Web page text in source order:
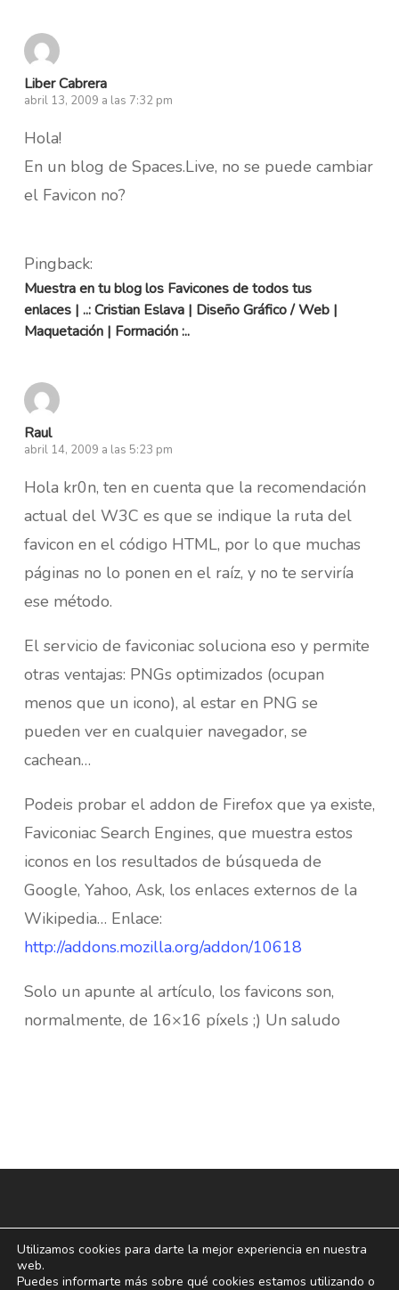
Liber Cabrera
abril 13, 2009 a las 7:32 pm
Hola!
En un blog de Spaces.Live, no se puede cambiar
el Favicon no?
Pingback:
Muestra en tu blog los Favicones de todos tus
enlaces | ..: Cristian Eslava | Diseño Gráfico / Web |
Maquetación | Formación :..
Raul
abril 14, 2009 a las 5:23 pm
Hola kr0n, ten en cuenta que la recomendación
actual del W3C es que se indique la ruta del
favicon en el código HTML, por lo que muchas
páginas no lo ponen en el raíz, y no te serviría
ese método.
El servicio de faviconiac soluciona eso y permite
otras ventajas: PNGs optimizados (ocupan
menos que un icono), al estar en PNG se
pueden ver en cualquier navegador, se
cachean…
Podeis probar el addon de Firefox que ya existe,
Faviconiac Search Engines, que muestra estos
iconos en los resultados de búsqueda de
Google, Yahoo, Ask, los enlaces externos de la
Wikipedia… Enlace:
http://addons.mozilla.org/addon/10618
Solo un apunte al artículo, los favicons son,
normalmente, de 16×16 píxels ;) Un saludo
Utilizamos cookies para darte la mejor experiencia en nuestra
web.
Puedes informarte más sobre qué cookies estamos utilizando o